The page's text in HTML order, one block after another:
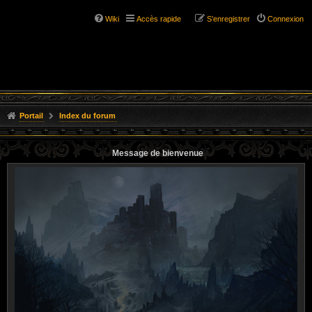
Wiki Accès rapide Connexion
S’enregistrer
Portail Index du forum
Message de bienvenue